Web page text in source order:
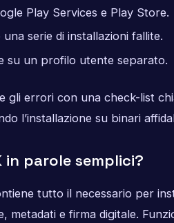
Play Services e Play Store.
serie di installazioni fallite.
su un profilo utente separato.
gli errori con una check-list
l’installazione su binari
in parole semplici?
tutto il necessario per
metadati e firma digitale.